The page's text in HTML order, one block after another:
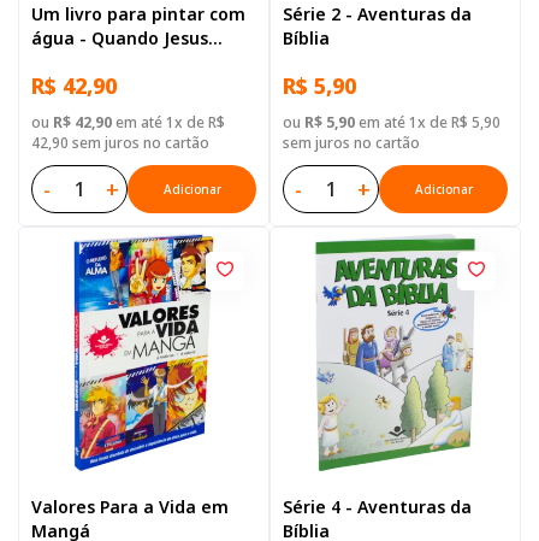
Um livro para pintar com
água - Quando Jesus
R$ 42,90
ou R$ 42,90em até 1x de R$
42,90 sem juros no cartão
- + Adicionar
Série 2 - Aventuras da
Bíblia
R$ 5,90
ou R$ 5,90em até 1x de R$ 5,90
sem juros no cartão
- + Adicionar
Valores Para a Vida em
Mangá
Série 4 - Aventuras da
Bíblia